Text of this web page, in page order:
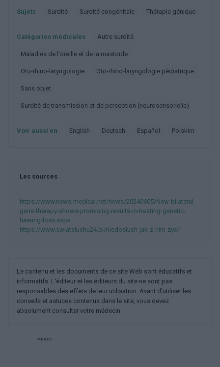
Sujets Surdité Surdité congénitale Thérapie génique
Catégories médicales Autre surdité
Maladies de l'oreille et de la mastoïde
Oto-rhino-laryngologie Oto-rhino-laryngologie pédiatrique
Sans objet
Surdité de transmission et de perception (neurosensorielle)
Voir aussi en english deutsch español polskim
Les sources
https://www.news-medical.net/news/20240605/New-bilateral-
gene-therapy-shows-promising-results-in-treating-genetic-
hearing-loss.aspx
https://www.swiatsluchu24.pl/niedosluch-jak-z-nim-zyc/
Le contenu et les documents de ce site Web sont éducatifs et
informatifs. L'éditeur et les éditeurs du site ne sont pas
responsables des effets de leur utilisation. Avant d'utiliser les
conseils et astuces contenus dans le site, vous devez
absolument consulter votre médecin.
Publicité: